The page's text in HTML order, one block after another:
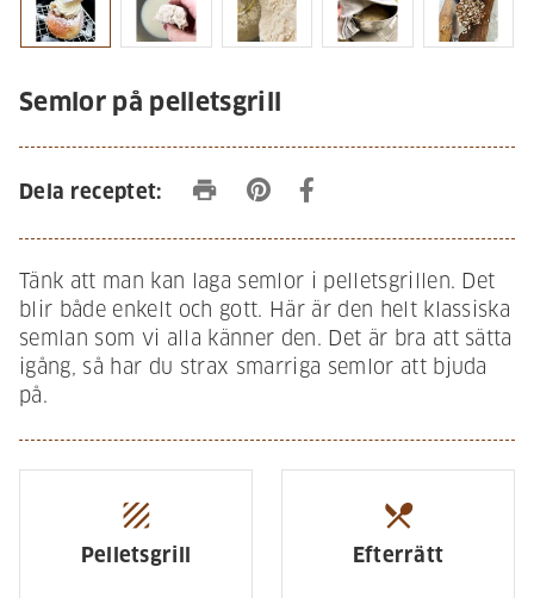
Semlor på pelletsgrill
Dela receptet: print
Tänk att man kan laga semlor i pelletsgrillen. Det
blir både enkelt och gott. Här är den helt klassiska
semlan som vi alla känner den. Det är bra att sätta
igång, så har du strax smarriga semlor att bjuda
på.
texture
Pelletsgrill
restaurant_menu
Efterrätt